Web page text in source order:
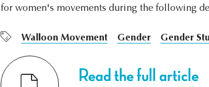
for women's movements during the following
Walloon Movement Gender Gender
Read the full article